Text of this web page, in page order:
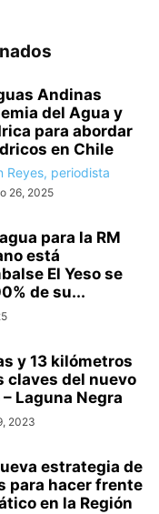
Andinas
del Agua y
para abordar
en Chile
Reyes, periodista
26, 2025
para la RM
está
El Yeso se
de su...
y 13 kilómetros
claves del nuevo
– Laguna Negra
2023
estrategia de
para hacer frente
en la Región